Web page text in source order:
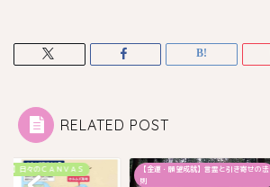
RELATED POST
ム】日々のＣＡＮＶＡＳ
【金運・願望成就】言霊と引き寄せの法
則